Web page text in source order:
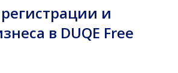
и
в DUQE Free